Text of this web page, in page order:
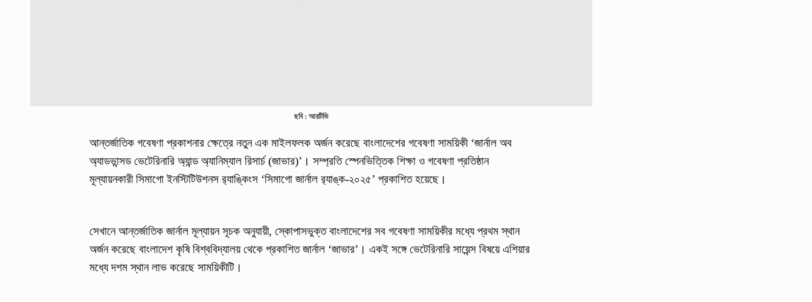
ছবি : আরটিভি
আন্তর্জাতিক গবেষণা প্রকাশনার ক্ষেত্রে নতুন এক মাইলফলক অর্জন করেছে বাংলাদেশের গবেষণা সাময়িকী ‘জার্নাল অব
অ্যাডভান্সড ভেটেরিনারি অ্যান্ড অ্যানিম্যাল রিসার্চ (জাভার)’। সম্প্রতি স্পেনভিত্তিক শিক্ষা ও গবেষণা প্রতিষ্ঠান
মূল্যায়নকারী সিমাগো ইনস্টিটিউশনস র‍্যাঙ্কিংস ‘সিমাগো জার্নাল র‌্যাঙ্ক-২০২৫’ প্রকাশিত হয়েছে।
সেখানে আন্তর্জাতিক জার্নাল মূল্যায়ন সূচক অনুযায়ী, স্কোপাসভুক্ত বাংলাদেশের সব গবেষণা সাময়িকীর মধ্যে প্রথম স্থান
অর্জন করেছে বাংলাদেশ কৃষি বিশ্ববিদ্যালয় থেকে প্রকাশিত জার্নাল ‘জাভার’। একই সঙ্গে ভেটেরিনারি সায়েন্স বিষয়ে এশিয়ার
মধ্যে দশম স্থান লাভ করেছে সাময়িকীটি।